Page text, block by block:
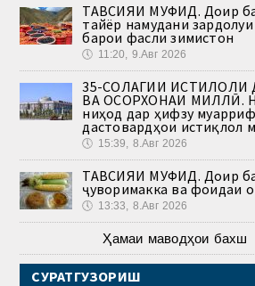
ТАВСИЯИ МУФИД. Доир
тайёр намудани
барои фасли зимистон
🕔 11:20, 9.Авг 2026
35-СОЛАГИИ ИСТИҚЛОЛИ
ВА ОСОРХОНАИ МИЛЛӢ.
ниҳод дар ҳифзу
дастовардҳои истиқлол
🕔 15:39, 8.Авг 2026
ТАВСИЯИ МУФИД. Доир
ҷуворимакка ва фоидаи
🕔 13:33, 8.Авг 2026
Ҳамаи маводҳои бахш
СУРАТГУЗОРИШ